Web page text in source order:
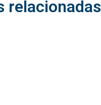
relacionadas